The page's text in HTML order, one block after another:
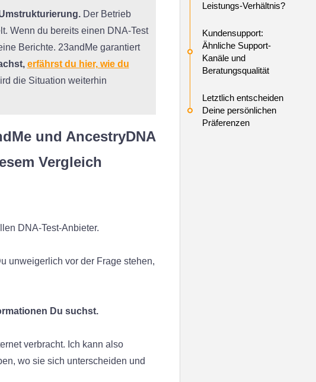
Leistungs-Verhältnis?
Kundensupport:
Ähnliche Support-
Kanäle und
Beratungsqualität
Letztlich entscheiden
Deine persönlichen
Präferenzen
Der Betrieb
Wenn du bereits einen DNA-Test
Berichte. 23andMe garantiert
erfährst du hier, wie du
die Situation weiterhin
und AncestryDNA
Vergleich
DNA-Test-Anbieter.
unweigerlich vor der Frage stehen,
Du suchst.
verbracht. Ich kann also
wo sie sich unterscheiden und